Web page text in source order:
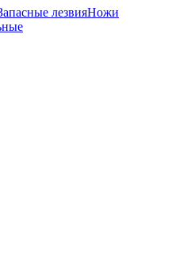
лезвияНожи